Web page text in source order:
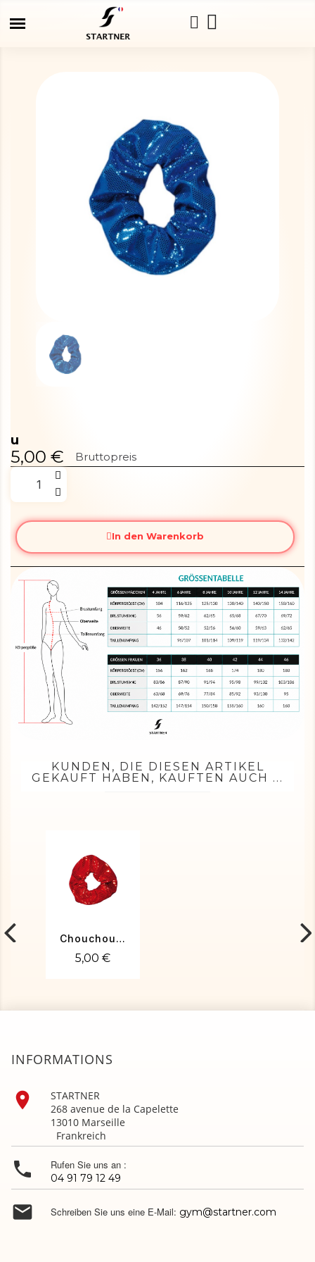
u
5,00 € Bruttopreis
In den Warenkorb
KUNDEN, DIE DIESEN ARTIKEL
GEKAUFT HABEN, KAUFTEN AUCH ...
Chouchou rouge
5,00 €
INFORMATIONS

STARTNER
268 avenue de la Capelette
13010 Marseille
Frankreich
 Rufen Sie uns an :
04 91 79 12 49
 Schreiben Sie uns eine E-Mail: gym@startner.com